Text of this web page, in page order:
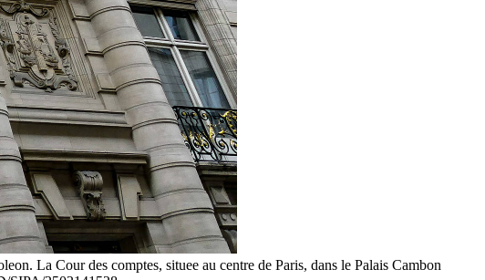
La Cour des comptes, situee au centre de Paris, dans le Palais Cambon